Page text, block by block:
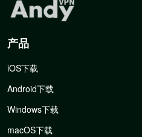
产品
iOS下载
Android下载
Windows下载
macOS下载